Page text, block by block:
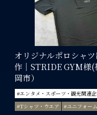
オリジナルポロシャ
作｜STRIDE GYM様(
岡市）
#エンタメ・スポーツ・観光関連
#Tシャツ・ウエア
#ユニフォーム